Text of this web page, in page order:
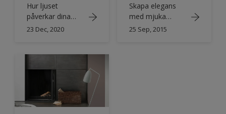
Hur ljuset
påverkar dina
favoritkulörer
23 Dec, 2020
Skapa elegans
med mjuka
pastellnyanser
25 Sep, 2015